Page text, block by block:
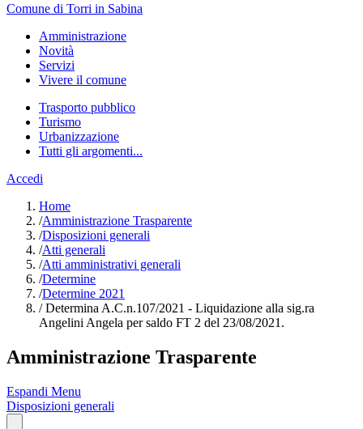
Comune di Torri in Sabina
Amministrazione
Novità
Servizi
Vivere il comune
Trasporto pubblico
Turismo
Urbanizzazione
Tutti gli argomenti...
Accedi
Home
/Amministrazione Trasparente
/Disposizioni generali
/Atti generali
/Atti amministrativi generali
/Determine
/Determine 2021
/Determina A.C.n.107/2021 - Liquidazione alla sig.ra
Angelini Angela per saldo FT 2 del 23/08/2021.
Amministrazione Trasparente
Espandi Menu
Disposizioni generali